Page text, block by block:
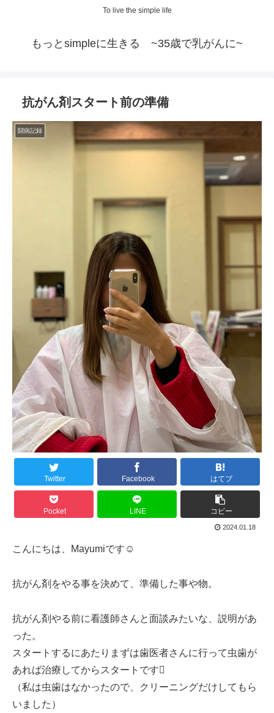
To live the simple life
もっとsimpleに生きる ~35歳で乳がんに~
抗がん剤スタート前の準備
闘病記録
Twitter Facebook はてブ
Pocket LINE コピー
2024.01.18
こんにちは、Mayumiです☺️
抗がん剤をやる事を決めて、準備した事や物。
抗がん剤やる前に看護師さんと面談みたいな、説明があ
った。
スタートするにあたりまずは歯医者さんに行って虫歯が
あれば治療してからスタートです
（私は虫歯はなかったので、クリーニングだけしてもら
いました）